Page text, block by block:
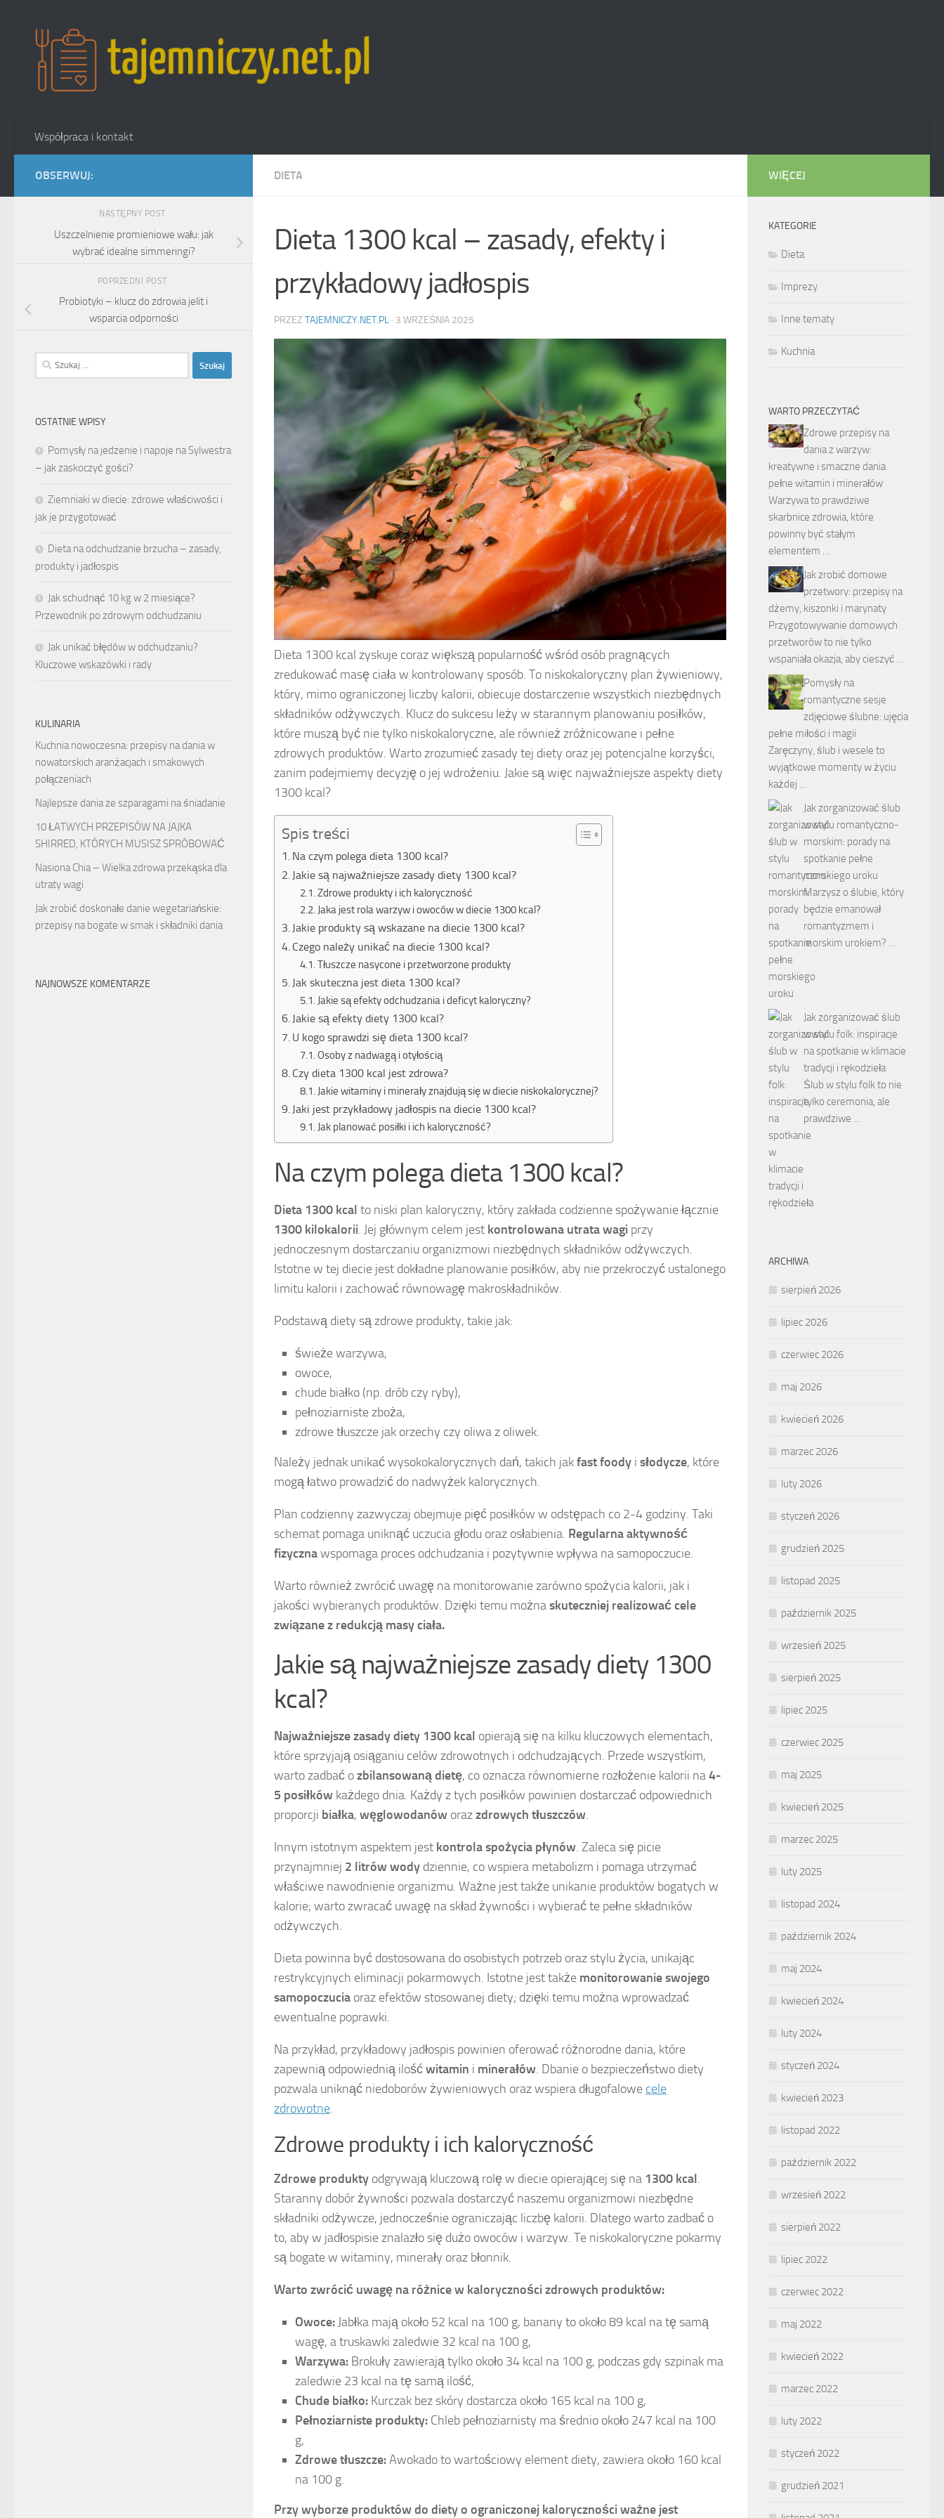
Współpraca i kontakt
DIETA
Dieta 1300 kcal – zasady, efekty i
przykładowy jadłospis
PRZEZ TAJEMNICZY.NET.PL · 3 WRZEŚNIA 2025
Dieta 1300 kcal zyskuje coraz większą popularność wśród osób pragnących
zredukować masę ciała w kontrolowany sposób. To niskokaloryczny plan żywieniowy,
który, mimo ograniczonej liczby kalorii, obiecuje dostarczenie wszystkich niezbędnych
składników odżywczych. Klucz do sukcesu leży w starannym planowaniu posiłków,
które muszą być nie tylko niskokaloryczne, ale również zróżnicowane i pełne
zdrowych produktów. Warto zrozumieć zasady tej diety oraz jej potencjalne korzyści,
zanim podejmiemy decyzję o jej wdrożeniu. Jakie są więc najważniejsze aspekty diety
1300 kcal?
Spis treści
Na czym polega dieta 1300 kcal?
Jakie są najważniejsze zasady diety 1300 kcal?
Zdrowe produkty i ich kaloryczność
Jaka jest rola warzyw i owoców w diecie 1300 kcal?
Jakie produkty są wskazane na diecie 1300 kcal?
Czego należy unikać na diecie 1300 kcal?
Tłuszcze nasycone i przetworzone produkty
Jak skuteczna jest dieta 1300 kcal?
Jakie są efekty odchudzania i deficyt kaloryczny?
Jakie są efekty diety 1300 kcal?
U kogo sprawdzi się dieta 1300 kcal?
Osoby z nadwagą i otyłością
Czy dieta 1300 kcal jest zdrowa?
Jakie witaminy i minerały znajdują się w diecie niskokalorycznej?
Jaki jest przykładowy jadłospis na diecie 1300 kcal?
Jak planować posiłki i ich kaloryczność?
Na czym polega dieta 1300 kcal?
Dieta 1300 kcal to niski plan kaloryczny, który zakłada codzienne spożywanie łącznie
1300 kilokalorii. Jej głównym celem jest kontrolowana utrata wagi przy
jednoczesnym dostarczaniu organizmowi niezbędnych składników odżywczych.
Istotne w tej diecie jest dokładne planowanie posiłków, aby nie przekroczyć ustalonego
limitu kalorii i zachować równowagę makroskładników.
Podstawą diety są zdrowe produkty, takie jak:
świeże warzywa,
owoce,
chude białko (np. drób czy ryby),
pełnoziarniste zboża,
zdrowe tłuszcze jak orzechy czy oliwa z oliwek.
Należy jednak unikać wysokokalorycznych dań, takich jakfast foody i słodycze, które
mogą łatwo prowadzić do nadwyżek kalorycznych.
Plan codzienny zazwyczaj obejmuje pięć posiłków w odstępach co 2-4 godziny. Taki
schemat pomaga uniknąć uczucia głodu oraz osłabienia. Regularna aktywność
fizycznawspomaga proces odchudzania i pozytywnie wpływa na samopoczucie.
Warto również zwrócić uwagę na monitorowanie zarówno spożycia kalorii, jak i
jakości wybieranych produktów. Dzięki temu możnaskuteczniej realizować cele
związane z redukcją masy ciała.
Jakie są najważniejsze zasady diety 1300
kcal?
Najważniejsze zasady diety 1300 kcal opierają się na kilku kluczowych elementach,
które sprzyjają osiąganiu celów zdrowotnych i odchudzających. Przede wszystkim,
warto zadbać ozbilansowaną dietę, co oznacza równomierne rozłożenie kalorii na4-
5 posiłków każdego dnia. Każdy z tych posiłków powinien dostarczać odpowiednich
proporcji białka, węglowodanów orazzdrowych tłuszczów.
Innym istotnym aspektem jest kontrola spożycia płynów. Zaleca się picie
przynajmniej 2 litrów wody dziennie, co wspiera metabolizm i pomaga utrzymać
właściwe nawodnienie organizmu. Ważne jest także unikanie produktów bogatych w
kalorie; warto zwracać uwagę na skład żywności i wybierać te pełne składników
odżywczych.
Dieta powinna być dostosowana do osobistych potrzeb oraz stylu życia, unikając
restrykcyjnych eliminacji pokarmowych. Istotne jest także monitorowanie swojego
samopoczucia oraz efektów stosowanej diety; dzięki temu można wprowadzać
ewentualne poprawki.
Na przykład, przykładowy jadłospis powinien oferować różnorodne dania, które
zapewnią odpowiednią ilośćwitamin i minerałów. Dbanie o bezpieczeństwo diety
pozwala uniknąć niedoborów żywieniowych oraz wspiera długofalowe cele
zdrowotne.
Zdrowe produkty i ich kaloryczność
Zdrowe produkty odgrywają kluczową rolę w diecie opierającej się na 1300 kcal.
Staranny dobór żywności pozwala dostarczyć naszemu organizmowi niezbędne
składniki odżywcze, jednocześnie ograniczając liczbę kalorii. Dlatego warto zadbać o
to, aby w jadłospisie znalazło się dużo owoców i warzyw. Te niskokaloryczne pokarmy
są bogate w witaminy, minerały oraz błonnik.
Warto zwrócić uwagę na różnice w kaloryczności zdrowych produktów:
Owoce: Jabłka mają około 52 kcal na 100 g, banany to około 89 kcal na tę samą
wagę, a truskawki zaledwie 32 kcal na 100 g,
Warzywa: Brokuły zawierają tylko około 34 kcal na 100 g, podczas gdy szpinak ma
zaledwie 23 kcal na tę samą ilość,
Chude białko: Kurczak bez skóry dostarcza około 165 kcal na 100 g,
Pełnoziarniste produkty: Chleb pełnoziarnisty ma średnio około 247 kcal na 100
g,
Zdrowe tłuszcze:Awokado to wartościowy element diety, zawiera około 160 kcal
na 100 g.
Przy wyborze produktów do diety o ograniczonej kaloryczności ważne jest
OBSERWUJ:
NASTĘPNY POST
Uszczelnienie promieniowe wału: jak
wybrać idealne simmeringi?
POPRZEDNI POST
Probiotyki – klucz do zdrowia jelit i
wsparcia odporności
Szukaj:
OSTATNIE WPISY
Pomysły na jedzenie i napoje na Sylwestra
– jak zaskoczyć gości?
Ziemniaki w diecie: zdrowe właściwości i
jak je przygotować
Dieta na odchudzanie brzucha – zasady,
produkty i jadłospis
Jak schudnąć 10 kg w 2 miesiące?
Przewodnik po zdrowym odchudzaniu
Jak unikać błędów w odchudzaniu?
Kluczowe wskazówki i rady
KULINARIA
Kuchnia nowoczesna: przepisy na dania w
nowatorskich aranżacjach i smakowych
połączeniach
Najlepsze dania ze szparagami na śniadanie
10 ŁATWYCH PRZEPISÓW NA JAJKA
SHIRRED, KTÓRYCH MUSISZ SPRÓBOWAĆ
Nasiona Chia – Wielka zdrowa przekąska dla
utraty wagi
Jak zrobić doskonałe danie wegetariańskie:
przepisy na bogate w smak i składniki dania
NAJNOWSZE KOMENTARZE
WIĘCEJ
KATEGORIE
Dieta
Imprezy
Inne tematy
Kuchnia
WARTO PRZECZYTAĆ
Zdrowe przepisy na
dania z warzyw:
kreatywne i smaczne dania
pełne witamin i minerałów
Warzywa to prawdziwe
skarbnice zdrowia, które
powinny być stałym
elementem …
Jak zrobić domowe
przetwory: przepisy na
dżemy, kiszonki i marynaty
Przygotowywanie domowych
przetworów to nie tylko
wspaniała okazja, aby cieszyć …
Pomysły na
romantyczne sesje
zdjęciowe ślubne: ujęcia
pełne miłości i magii
Zaręczyny, ślub i wesele to
wyjątkowe momenty w życiu
każdej …
Jak zorganizować ślub
w stylu romantyczno-
morskim: porady na
spotkanie pełne
morskiego uroku
Marzysz o ślubie, który
będzie emanował
romantyzmem i
morskim urokiem? …
Jak zorganizować ślub
w stylu folk: inspiracje
na spotkanie w klimacie
tradycji i rękodzieła
Ślub w stylu folk to nie
tylko ceremonia, ale
prawdziwe …
ARCHIWA
sierpień 2026
lipiec 2026
czerwiec 2026
maj 2026
kwiecień 2026
marzec 2026
luty 2026
styczeń 2026
grudzień 2025
listopad 2025
październik 2025
wrzesień 2025
sierpień 2025
lipiec 2025
czerwiec 2025
maj 2025
kwiecień 2025
marzec 2025
luty 2025
listopad 2024
październik 2024
maj 2024
kwiecień 2024
luty 2024
styczeń 2024
kwiecień 2023
listopad 2022
październik 2022
wrzesień 2022
sierpień 2022
lipiec 2022
czerwiec 2022
maj 2022
kwiecień 2022
marzec 2022
luty 2022
styczeń 2022
grudzień 2021